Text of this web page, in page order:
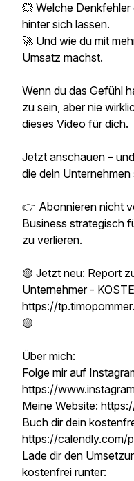
💥 Welche
hinter sich lassen.
🚀 Und wie du mit
Umsatz machst.
Wenn du das Gefühl
zu sein, aber nie
dieses Video für dich.
Jetzt anschauen –
die dein Unternehmen
👉 Abonnieren nicht
Business strategisch
zu verlieren.
🟡 Jetzt neu: Report
Unternehmer -
https://
🟡
Über mich:
Folge mir auf
https://
Meine Website:
Buch dir dein
https://calendly.com/
Lade dir den
kostenfrei runter: